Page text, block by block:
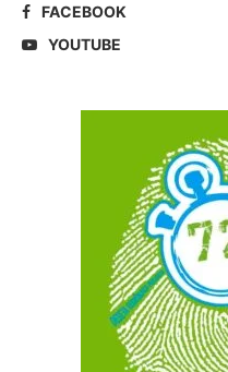
FACEBOOK
YOUTUBE